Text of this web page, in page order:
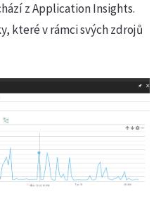
z Application Insights.
které v rámci svých zdrojů